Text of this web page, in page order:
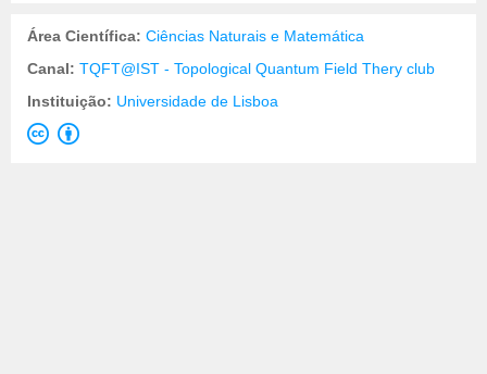
Área Científica: Ciências Naturais e Matemática
Canal: TQFT@IST - Topological Quantum Field Thery club
Instituição: Universidade de Lisboa